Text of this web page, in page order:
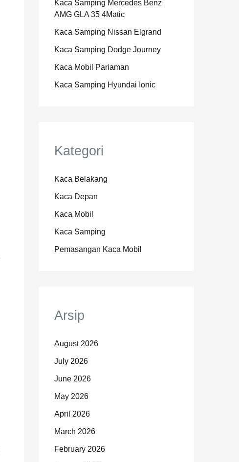
Kaca Samping Mercedes Benz
AMG GLA 35 4Matic
Kaca Samping Nissan Elgrand
Kaca Samping Dodge Journey
Kaca Mobil Pariaman
Kaca Samping Hyundai Ionic
Kategori
Kaca Belakang
Kaca Depan
Kaca Mobil
Kaca Samping
Pemasangan Kaca Mobil
Arsip
August 2026
July 2026
June 2026
May 2026
April 2026
March 2026
February 2026